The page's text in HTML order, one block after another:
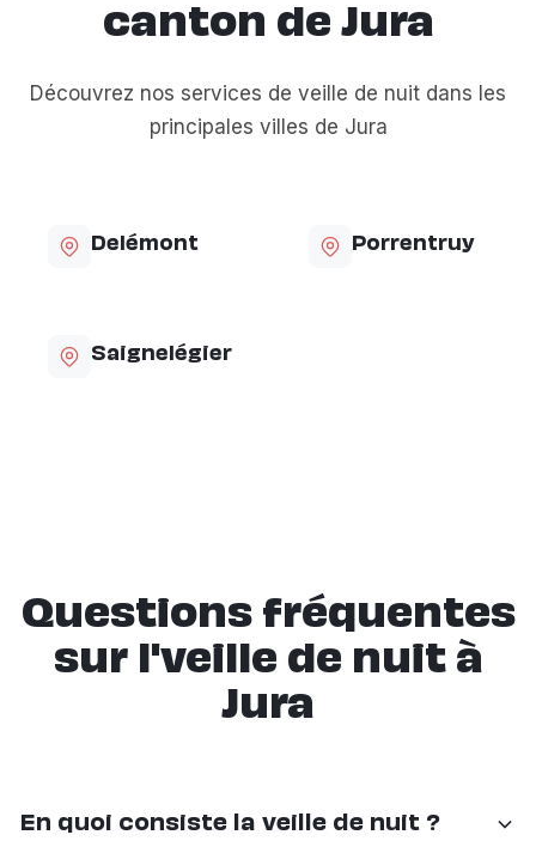
canton de Jura
Découvrez nos services de veille de nuit dans les
principales villes de Jura
Delémont Porrentruy
Saignelégier
Questions fréquentes
sur l'veille de nuit à
Jura
En quoi consiste la veille de nuit ?